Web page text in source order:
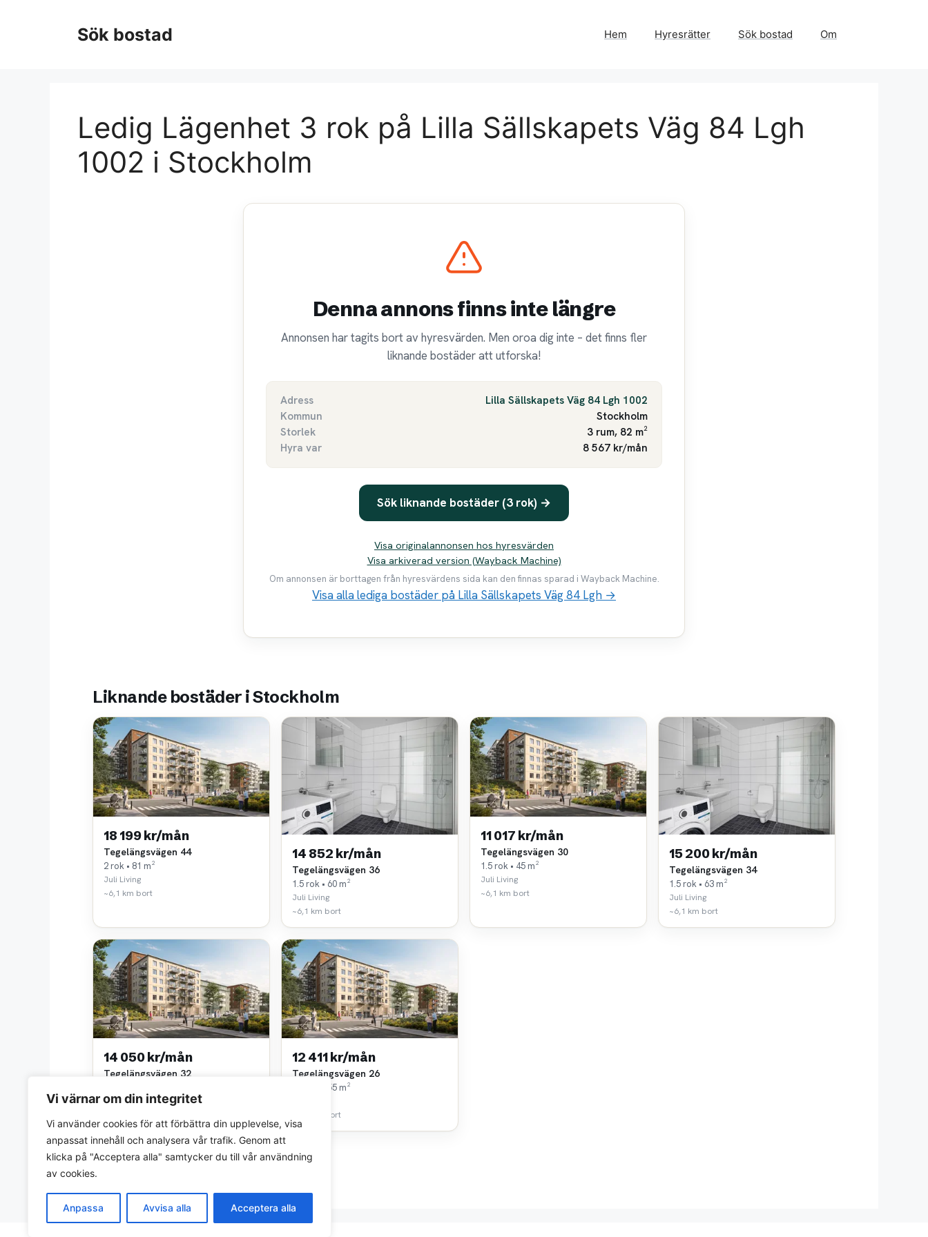
Vi värnar om din integritet
Vi använder cookies för att förbättra din upplevelse, visa
anpassat innehåll och analysera vår trafik. Genom att
klicka på "Acceptera alla" samtycker du till vår användning
av cookies.
Anpassa Avvisa alla Acceptera alla
Sök bostad Hem Hyresrätter Sök bostad Om
Ledig Lägenhet 3 rok på Lilla Sällskapets Väg 84 Lgh
1002 i Stockholm
Denna annons finns inte längre
Annonsen har tagits bort av hyresvärden. Men oroa dig inte – det finns fler
liknande bostäder att utforska!
Adress
Lilla Sällskapets Väg 84 Lgh 1002
Kommun
Stockholm
Storlek
3 rum, 82 m²
Hyra var
8 567 kr/mån
Sök liknande bostäder (3 rok) →
Visa originalannonsen hos hyresvärden
Visa arkiverad version (Wayback Machine)
Om annonsen är borttagen från hyresvärdens sida kan den finnas sparad i Wayback Machine.
Visa alla lediga bostäder på Lilla Sällskapets Väg 84 Lgh →
Liknande bostäder i Stockholm
18 199 kr/mån
Tegelängsvägen 44
2 rok • 81 m²
Juli Living
~6,1 km bort
14 852 kr/mån
Tegelängsvägen 36
1.5 rok • 60 m²
Juli Living
~6,1 km bort
11 017 kr/mån
Tegelängsvägen 30
1.5 rok • 45 m²
Juli Living
~6,1 km bort
15 200 kr/mån
Tegelängsvägen 34
1.5 rok • 63 m²
Juli Living
~6,1 km bort
14 050 kr/mån
Tegelängsvägen 32
Juli Living
12 411 kr/mån
Tegelängsvägen 26
1.5 rok • 55 m²
~6,1 km bort